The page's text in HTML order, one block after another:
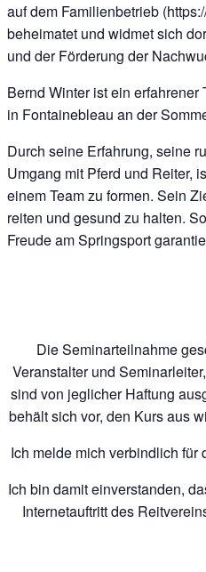
auf dem Familienbetrieb
beheimatet und widmet sich
und der Förderung der
Bernd Winter ist ein
in Fontainebleau an der
Durch seine Erfahrung, seine
Umgang mit Pferd und Reiter,
einem Team zu formen. Sein
reiten und gesund zu halten.
Freude am Springsport
Die Seminarteilnahme
Veranstalter und
sind von jeglicher Haftung
behält sich vor, den Kurs aus
Ich melde mich verbindlich für
Ich bin damit einverstanden,
Internetauftritt des